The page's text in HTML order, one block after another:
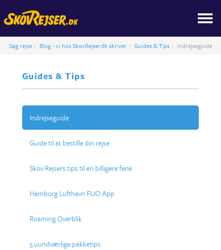
Søg rejse Blog - vi hos SkovRejser.dk skriver Guides & Tips Indrejseguide
Guides & Tips
Indrejseguide
Guide til at bestille din rejse
Skov Rejsers tips til en billigere ferie
Hamborg Lufthavn FLIO App
Roaming Overblik
5 uundværlige pakketips